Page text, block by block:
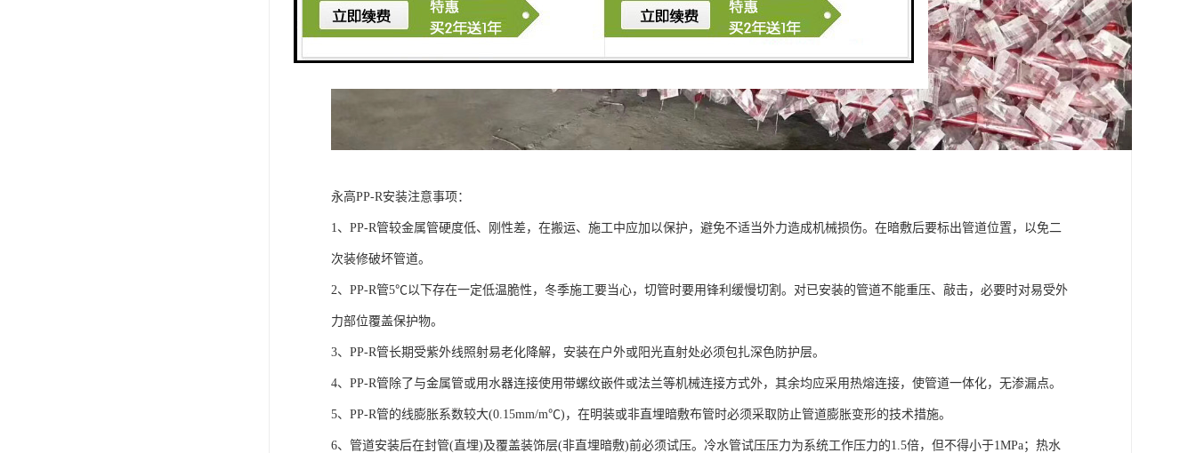
永高PP-R安装注意事项：
1、PP-R管较金属管硬度低、刚性差，在搬运、施工中应加以保护，避免不适当外力造成机械损伤。在暗敷后要标出管道位置，以免二
次装修破坏管道。
2、PP-R管5℃以下存在一定低温脆性，冬季施工要当心，切管时要用锋利缓慢切割。对已安装的管道不能重压、敲击，必要时对易受外
力部位覆盖保护物。
3、PP-R管长期受紫外线照射易老化降解，安装在户外或阳光直射处必须包扎深色防护层。
4、PP-R管除了与金属管或用水器连接使用带螺纹嵌件或法兰等机械连接方式外，其余均应采用热熔连接，使管道一体化，无渗漏点。
5、PP-R管的线膨胀系数较大(0.15mm/m℃)，在明装或非直埋暗敷布管时必须采取防止管道膨胀变形的技术措施。
6、管道安装后在封管(直埋)及覆盖装饰层(非直埋暗敷)前必须试压。冷水管试压压力为系统工作压力的1.5倍，但不得小于1MPa；热水